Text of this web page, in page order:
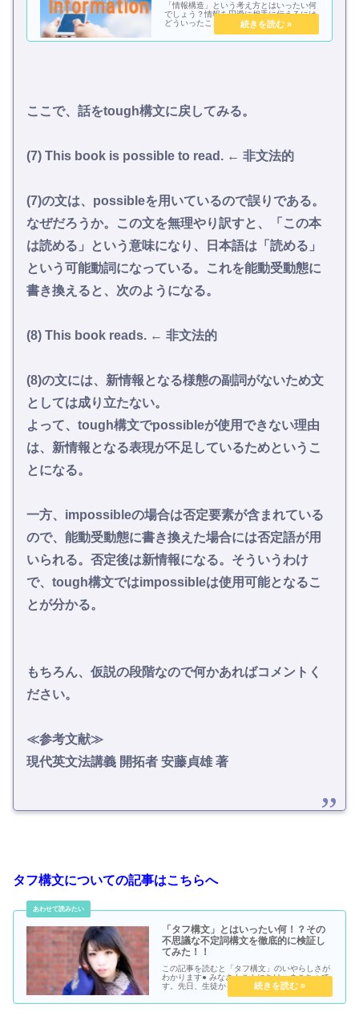
「情報構造」という考え方とはいったい何
でしょう？情報を円滑に相手に伝えるには
どういったことに注意すればよいのか今回
は検討します！読みやすい・伝わりやすい
英文を書くにはいったいどうすればよいの
ここで、話をtough構文に戻してみる。
(7) This book is possible to read. ← 非文法的
(7)の文は、possibleを用いているので誤りである。
なぜだろうか。この文を無理やり訳すと、「この本
は読める」という意味になり、日本語は「読める」
という可能動詞になっている。これを能動受動態に
書き換えると、次のようになる。
(8) This book reads. ← 非文法的
(8)の文には、新情報となる様態の副詞がないため文
としては成り立たない。
よって、tough構文でpossibleが使用できない理由
は、新情報となる表現が不足しているためというこ
とになる。
一方、impossibleの場合は否定要素が含まれている
ので、能動受動態に書き換えた場合には否定語が用
いられる。否定後は新情報になる。そういうわけ
で、tough構文ではimpossibleは使用可能となるこ
とが分かる。
もちろん、仮説の段階なので何かあればコメントく
ださい。
≪参考文献≫
現代英文法講義 開拓者 安藤貞雄 著
タフ構文についての記事はこちらへ
「タフ構文」とはいったい何！？その
不思議な不定詞構文を徹底的に検証し
てみた！！
この記事を読むと「タフ構文」のいやらしさが
わかります● みなさんこんにちは、まこちょで
す。先日、生徒からこんな質問が。「先生、
【タフ構文】っていったい何ですか？」どうも
学校の授業中に先生がサラッと口に出したらし